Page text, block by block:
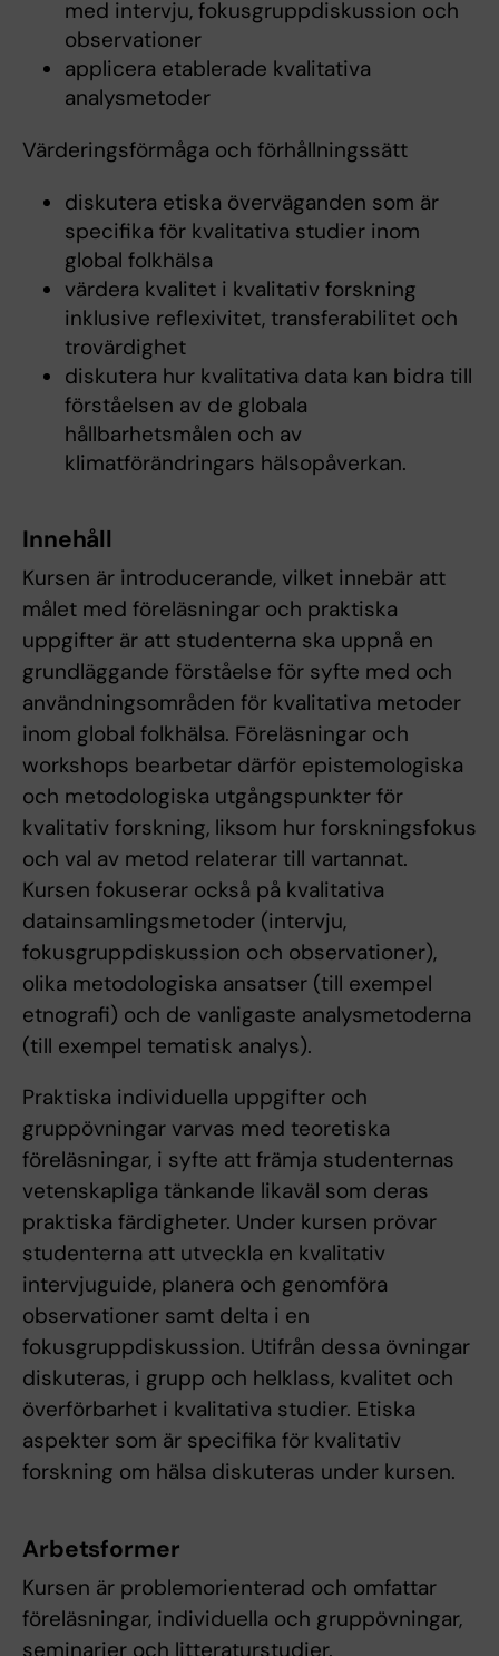
med intervju, fokusgruppdiskussion och
observationer
applicera etablerade kvalitativa
analysmetoder
Värderingsförmåga och förhållningssätt
diskutera etiska överväganden som är
specifika för kvalitativa studier inom
global folkhälsa
värdera kvalitet i kvalitativ forskning
inklusive reflexivitet, transferabilitet och
trovärdighet
diskutera hur kvalitativa data kan bidra till
förståelsen av de globala
hållbarhetsmålen och av
klimatförändringars hälsopåverkan.
Innehåll
Kursen är introducerande, vilket innebär att
målet med föreläsningar och praktiska
uppgifter är att studenterna ska uppnå en
grundläggande förståelse för syfte med och
användningsområden för kvalitativa metoder
inom global folkhälsa. Föreläsningar och
workshops bearbetar därför epistemologiska
och metodologiska utgångspunkter för
kvalitativ forskning, liksom hur forskningsfokus
och val av metod relaterar till vartannat.
Kursen fokuserar också på kvalitativa
datainsamlingsmetoder (intervju,
fokusgruppdiskussion och observationer),
olika metodologiska ansatser (till exempel
etnografi) och de vanligaste analysmetoderna
(till exempel tematisk analys).
Praktiska individuella uppgifter och
gruppövningar varvas med teoretiska
föreläsningar, i syfte att främja studenternas
vetenskapliga tänkande likaväl som deras
praktiska färdigheter. Under kursen prövar
studenterna att utveckla en kvalitativ
intervjuguide, planera och genomföra
observationer samt delta i en
fokusgruppdiskussion. Utifrån dessa övningar
diskuteras, i grupp och helklass, kvalitet och
överförbarhet i kvalitativa studier. Etiska
aspekter som är specifika för kvalitativ
forskning om hälsa diskuteras under kursen.
Arbetsformer
Kursen är problemorienterad och omfattar
föreläsningar, individuella och gruppövningar,
seminarier och litteraturstudier.